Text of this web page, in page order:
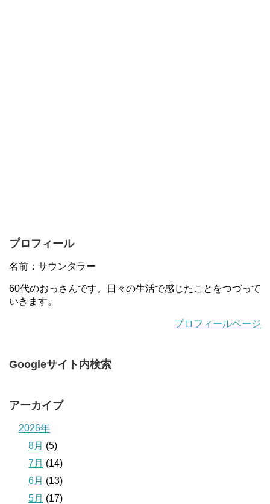
プロフィール
名前：サウンタラー
60代のおっさんです。日々の生活で感じたことをつづって
いきます。
プロフィールページ
Googleサイト内検索
アーカイブ
2026年
8月 (5)
7月 (14)
6月 (13)
5月 (17)